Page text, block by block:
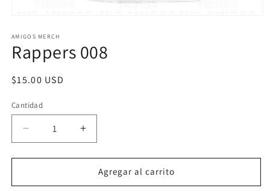
multimedia
1
en
modal
AMIGOS MERCH
Rappers 008
Precio
$15.00 USD
Cantidad
Reducir
cantidad
para
008
Aumentar
cantidad
para
Rappers
008
Agregar al carrito